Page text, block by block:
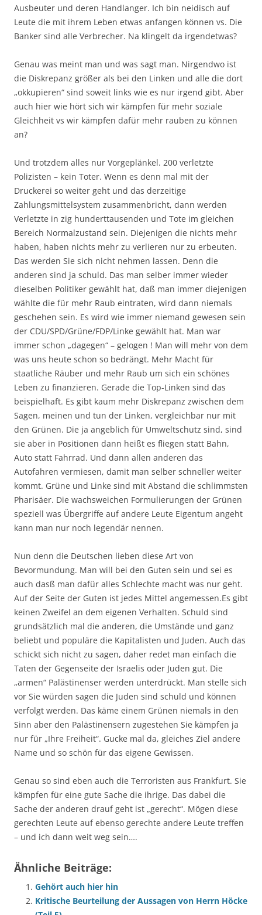
Ausbeuter und deren Handlanger. Ich bin neidisch auf
Leute die mit ihrem Leben etwas anfangen können vs. Die
Banker sind alle Verbrecher. Na klingelt da irgendetwas?
Genau was meint man und was sagt man. Nirgendwo ist
die Diskrepanz größer als bei den Linken und alle die dort
„okkupieren“ sind soweit links wie es nur irgend gibt. Aber
auch hier wie hört sich wir kämpfen für mehr soziale
Gleichheit vs wir kämpfen dafür mehr rauben zu können
an?
Und trotzdem alles nur Vorgeplänkel. 200 verletzte
Polizisten – kein Toter. Wenn es denn mal mit der
Druckerei so weiter geht und das derzeitige
Zahlungsmittelsystem zusammenbricht, dann werden
Verletzte in zig hunderttausenden und Tote im gleichen
Bereich Normalzustand sein. Diejenigen die nichts mehr
haben, haben nichts mehr zu verlieren nur zu erbeuten.
Das werden Sie sich nicht nehmen lassen. Denn die
anderen sind ja schuld. Das man selber immer wieder
dieselben Politiker gewählt hat, daß man immer diejenigen
wählte die für mehr Raub eintraten, wird dann niemals
geschehen sein. Es wird wie immer niemand gewesen sein
der CDU/SPD/Grüne/FDP/Linke gewählt hat. Man war
immer schon „dagegen“ – gelogen ! Man will mehr von dem
was uns heute schon so bedrängt. Mehr Macht für
staatliche Räuber und mehr Raub um sich ein schönes
Leben zu finanzieren. Gerade die Top-Linken sind das
beispielhaft. Es gibt kaum mehr Diskrepanz zwischen dem
Sagen, meinen und tun der Linken, vergleichbar nur mit
den Grünen. Die ja angeblich für Umweltschutz sind, sind
sie aber in Positionen dann heißt es fliegen statt Bahn,
Auto statt Fahrrad. Und dann allen anderen das
Autofahren vermiesen, damit man selber schneller weiter
kommt. Grüne und Linke sind mit Abstand die schlimmsten
Pharisäer. Die wachsweichen Formulierungen der Grünen
speziell was Übergriffe auf andere Leute Eigentum angeht
kann man nur noch legendär nennen.
Nun denn die Deutschen lieben diese Art von
Bevormundung. Man will bei den Guten sein und sei es
auch dasß man dafür alles Schlechte macht was nur geht.
Auf der Seite der Guten ist jedes Mittel angemessen.Es gibt
keinen Zweifel an dem eigenen Verhalten. Schuld sind
grundsätzlich mal die anderen, die Umstände und ganz
beliebt und populäre die Kapitalisten und Juden. Auch das
schickt sich nicht zu sagen, daher redet man einfach die
Taten der Gegenseite der Israelis oder Juden gut. Die
„armen“ Palästinenser werden unterdrückt. Man stelle sich
vor Sie würden sagen die Juden sind schuld und können
verfolgt werden. Das käme einem Grünen niemals in den
Sinn aber den Palästinensern zugestehen Sie kämpfen ja
nur für „Ihre Freiheit“. Gucke mal da, gleiches Ziel andere
Name und so schön für das eigene Gewissen.
Genau so sind eben auch die Terroristen aus Frankfurt. Sie
kämpfen für eine gute Sache die ihrige. Das dabei die
Sache der anderen drauf geht ist „gerecht“. Mögen diese
gerechten Leute auf ebenso gerechte andere Leute treffen
– und ich dann weit weg sein….
Ähnliche Beiträge:
Gehört auch hier hin
Kritische Beurteilung der Aussagen von Herrn Höcke